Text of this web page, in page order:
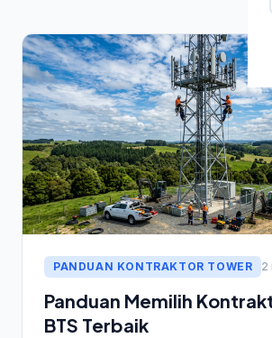
PANDUAN KONTRAKTOR TOWER 2
Panduan Memilih
BTS Terbaik